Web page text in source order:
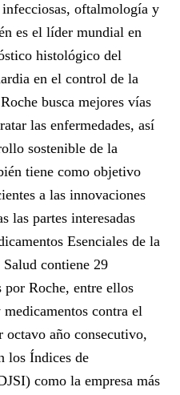
oftalmología y
es el líder mundial en
histológico del
en el control de la
busca mejores vías
las enfermedades, así
sostenible de la
tiene como objetivo
a las innovaciones
las partes interesadas
Esenciales de la
contiene 29
por Roche, entre ellos
contra el
octavo año consecutivo,
los Índices de
como la empresa más